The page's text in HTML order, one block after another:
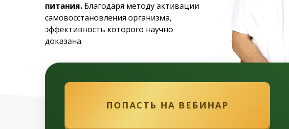
ПОПАСТЬ НА ВЕБИНАР
питания. Благодаря методу активации
самовосстановления организма,
эффективность которого научно
доказана.